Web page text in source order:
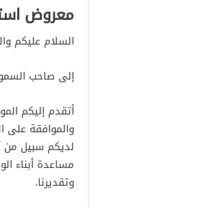
معروض
السلام عليكم
إلى صاحب السمو
أتقدم إليكم
والموافقة على
لديكم سبيل من
مساعدة أبناء
وتقديرنا.